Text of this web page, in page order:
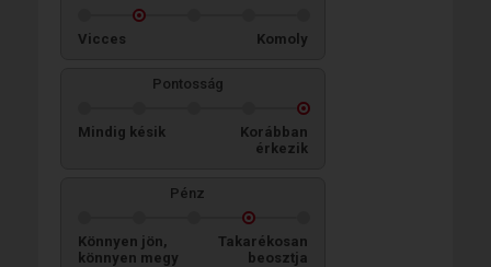
Vicces Komoly
Pontosság
Mindig késik
Korábban
érkezik
Pénz
Könnyen jön,
könnyen megy
Takarékosan
beosztja